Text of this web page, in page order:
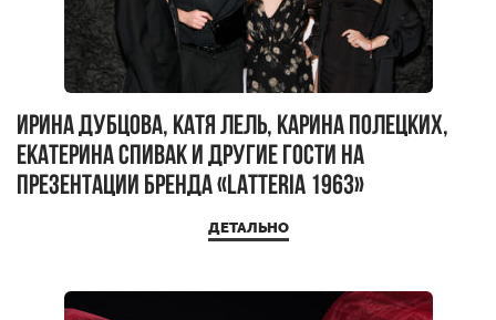
Ирина Дубцова, Катя Лель, Карина Полецких,
Екатерина Спивак и другие гости на
презентации бренда «Latteria 1963»
ДЕТАЛЬНО